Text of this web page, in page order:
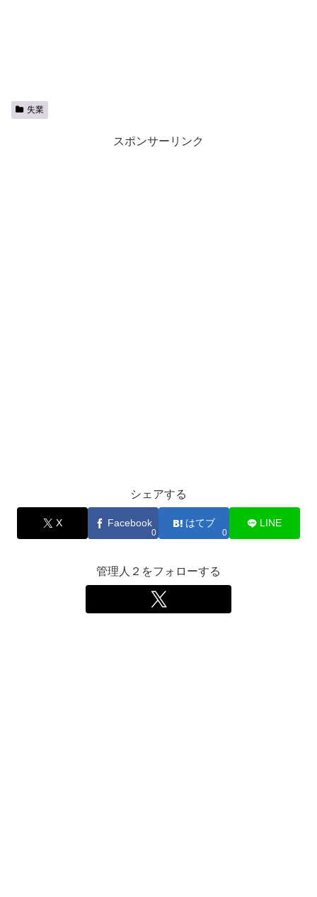
失業
スポンサーリンク
シェアする
X Facebook
0
はてブ
0
LINE
管理人２をフォローする